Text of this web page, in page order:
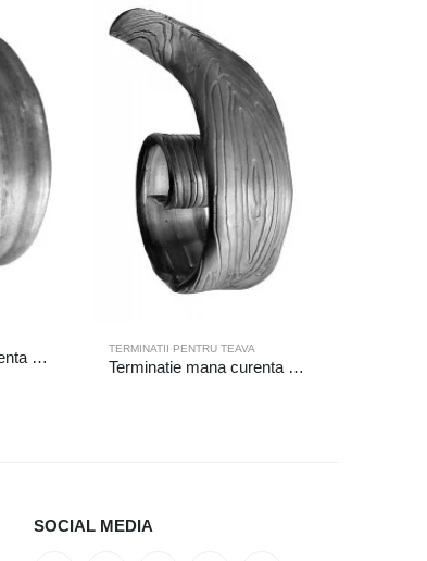
Terminatie mana curenta 19-207/1
TERMINATII PENTRU TEAVA
Terminatie mana curenta 19-206/D/1
SOCIAL MEDIA